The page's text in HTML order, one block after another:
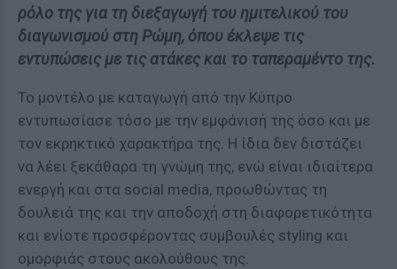
ρόλο της για τη διεξαγωγή του ημιτελικού του
διαγωνισμού στη Ρώμη, όπου έκλεψε τις
εντυπώσεις με τις ατάκες και το ταπεραμέντο της.
Το μοντέλο με καταγωγή από την Κύπρο
εντυπωσίασε τόσο με την εμφάνισή της όσο και με
τον εκρηκτικό χαρακτήρα της. Η ίδια δεν διστάζει
να λέει ξεκάθαρα τη γνώμη της, ενώ είναι ιδιαίτερα
ενεργή και στα social media, προωθώντας τη
δουλειά της και την αποδοχή στη διαφορετικότητα
και ενίοτε προσφέροντας συμβουλές styling και
ομορφιάς στους ακολούθους της.